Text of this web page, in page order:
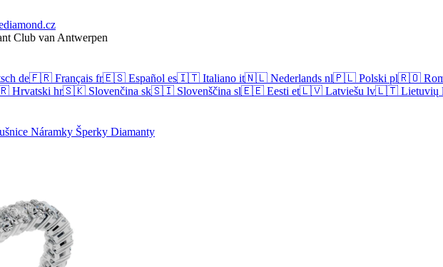
Club van Antwerpen
de🇫🇷 Français fr🇪🇸 Español es🇮🇹 Italiano it🇳🇱 Nederlands nl🇵🇱 Polski pl🇷🇴
Hrvatski hr🇸🇰 Slovenčina sk🇸🇮 Slovenščina sl🇪🇪 Eesti et🇱🇻 Latviešu lv🇱🇹 Lietuvių
Náramky Šperky Diamanty